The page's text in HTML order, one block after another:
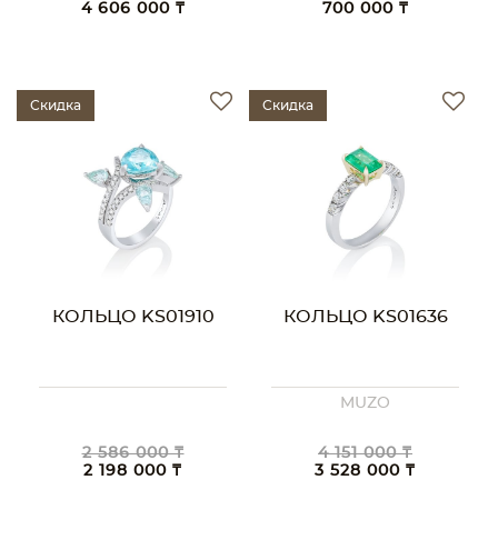
4 606 000 ₸
700 000 ₸
Скидка
КОЛЬЦО KS01910
2 586 000 ₸
2 198 000 ₸
Скидка
КОЛЬЦО KS01636
MUZO
4 151 000 ₸
3 528 000 ₸